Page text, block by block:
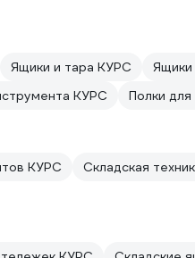
Ящики и тара КУРС Ящики
КУРС
Полки
КУРС Складская